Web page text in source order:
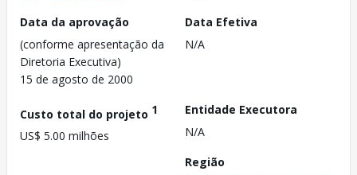
Data da aprovação
(conforme apresentação da
Diretoria Executiva)
15 de agosto de 2000
Data Efetiva
N/A
Custo total do projeto 1
US$ 5.00 milhões
Entidade Executora
N/A
Região